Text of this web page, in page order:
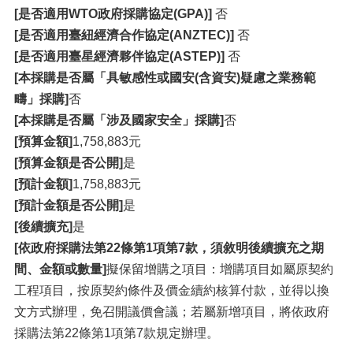
[是否適用WTO政府採購協定(GPA)] 否
[是否適用臺紐經濟合作協定(ANZTEC)] 否
[是否適用臺星經濟夥伴協定(ASTEP)] 否
[本採購是否屬「具敏感性或國安(含資安)疑慮之業務範
疇」採購]否
[本採購是否屬「涉及國家安全」採購]否
[預算金額]1,758,883元
[預算金額是否公開]是
[預計金額]1,758,883元
[預計金額是否公開]是
[後續擴充]是
[依政府採購法第22條第1項第7款，須敘明後續擴充之期
間、金額或數量]擬保留增購之項目：增購項目如屬原契約
工程項目，按原契約條件及價金續約核算付款，並得以換
文方式辦理，免召開議價會議；若屬新增項目，將依政府
採購法第22條第1項第7款規定辦理。